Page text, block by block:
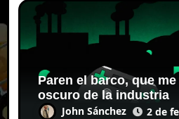
Paren el barco, que
oscuro de la industria
John Sánchez 2 de